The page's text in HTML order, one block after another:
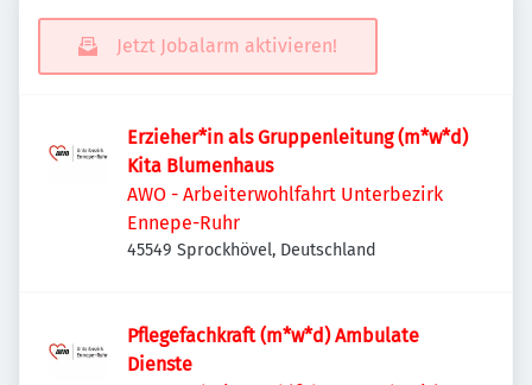
Jetzt Jobalarm aktivieren!
Erzieher*in als Gruppenleitung (m*w*d)
Kita Blumenhaus
AWO - Arbeiterwohlfahrt Unterbezirk
Ennepe-Ruhr
45549 Sprockhövel, Deutschland
Pflegefachkraft (m*w*d) Ambulate
Dienste